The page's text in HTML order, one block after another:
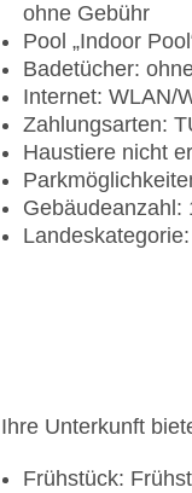
ohne Gebühr
Pool „Indoor
Badetücher:
Internet: WLAN/
Zahlungsarten:
Haustiere nicht
Gebäudeanzahl:
Ihre Unterkunft
Frühstück: